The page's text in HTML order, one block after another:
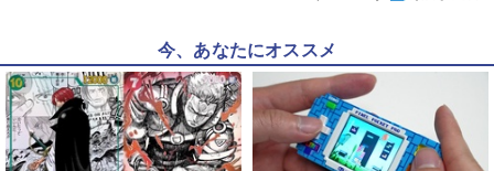
今、あなたにオススメ